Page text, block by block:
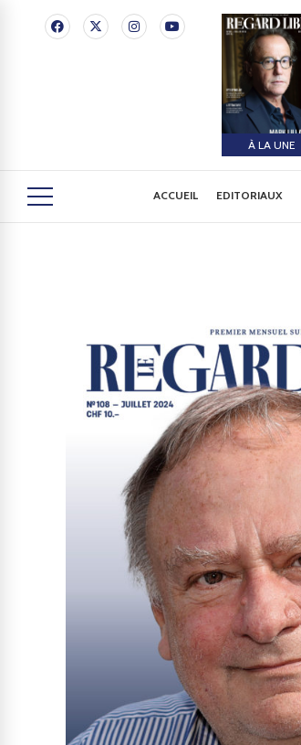
À LA UNE
ACCUEIL EDITORIAUX